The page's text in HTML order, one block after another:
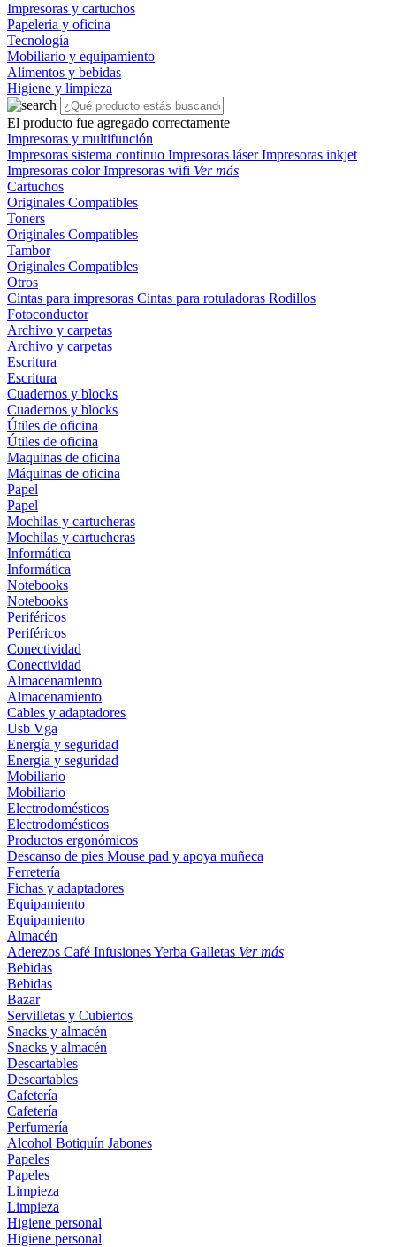
Impresoras y cartuchos
Papeleria y oficina
Tecnología
Mobiliario y equipamiento
Alimentos y bebidas
Higiene y limpieza
El producto fue agregado correctamente
Impresoras y multifunción
Impresoras sistema continuo Impresoras láserImpresoras inkjet
Impresoras colorImpresoras wifi Ver más
Cartuchos
Originales Compatibles
Toners
Originales Compatibles
Tambor
Originales Compatibles
Otros
Cintas para impresoras Cintas para rotuladoras Rodillos
Fotoconductor
Archivo y carpetas
Archivo y carpetas
Escritura
Escritura
Cuadernos y blocks
Cuadernos y blocks
Útiles de oficina
Útiles de oficina
Maquinas de oficina
Máquinas de oficina
Papel
Papel
Mochilas y cartucheras
Mochilas y cartucheras
Informática
Informática
Notebooks
Notebooks
Periféricos
Periféricos
Conectividad
Conectividad
Almacenamiento
Almacenamiento
Cables y adaptadores
Usb Vga
Energía y seguridad
Energía y seguridad
Mobiliario
Mobiliario
Electrodomésticos
Electrodomésticos
Productos ergonómicos
Descanso de pies Mouse pad y apoya muñeca
Ferretería
Fichas y adaptadores
Equipamiento
Equipamiento
Almacén
Aderezos Café InfusionesYerba Galletas Ver más
Bebidas
Bebidas
Bazar
Servilletas y Cubiertos
Snacks y almacén
Snacks y almacén
Descartables
Descartables
Cafetería
Cafetería
Perfumería
Alcohol Botiquín Jabones
Papeles
Papeles
Limpieza
Limpieza
Higiene personal
Higiene personal